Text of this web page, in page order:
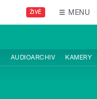
ŽIVĚ MENU
AUDIOARCHIV KAMERY